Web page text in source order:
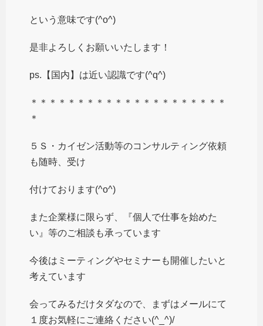
という意味です(^o^)
是非よろしくお願いいたします！
ps.【国内】は近い認識です(^q^)
＊＊＊＊＊＊＊＊＊＊＊＊＊＊＊＊＊＊＊＊＊
＊
５Ｓ・カイゼン活動等のコンサルティング依頼
も随時、受け
付けております(^o^)
また企業様に限らず、『個人で仕事を始めた
い』等のご相談も承っています
今後はミーティングやセミナーも開催したいと
考えています
会ってみるだけタダなので、まずはメールにて
１度お気軽にご連絡ください(^_^)/